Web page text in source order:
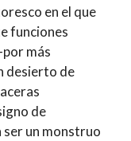
en el que
funciones
más
desierto de
de
ser un monstruo